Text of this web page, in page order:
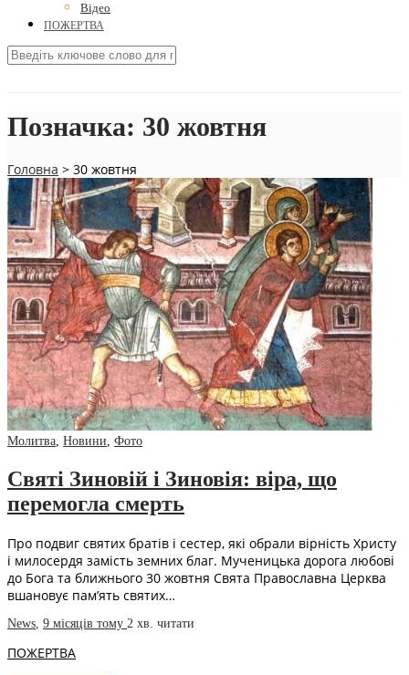
Відео
ПОЖЕРТВА
Позначка: 30 жовтня
Головна > 30 жовтня
Молитва, Новини, Фото
Святі Зиновій і Зиновія: віра, що
перемогла смерть
Про подвиг святих братів і сестер, які обрали вірність Христу
і милосердя замість земних благ. Мученицька дорога любові
до Бога та ближнього 30 жовтня Свята Православна Церква
вшановує пам’ять святих…
News, 9 місяців тому 2 хв. читати
ПОЖЕРТВА